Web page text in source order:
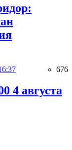
676
4 августа